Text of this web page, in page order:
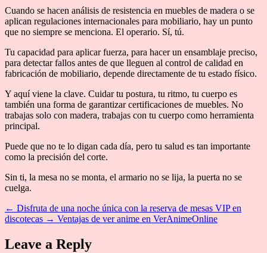
Cuando se hacen análisis de resistencia en muebles de madera o se
aplican regulaciones internacionales para mobiliario, hay un punto
que no siempre se menciona. El operario. Sí, tú.
Tu capacidad para aplicar fuerza, para hacer un ensamblaje preciso,
para detectar fallos antes de que lleguen al control de calidad en
fabricación de mobiliario, depende directamente de tu estado físico.
Y aquí viene la clave. Cuidar tu postura, tu ritmo, tu cuerpo es
también una forma de garantizar certificaciones de muebles. No
trabajas solo con madera, trabajas con tu cuerpo como herramienta
principal.
Puede que no te lo digan cada día, pero tu salud es tan importante
como la precisión del corte.
Sin ti, la mesa no se monta, el armario no se lija, la puerta no se
cuelga.
← Disfruta de una noche única con la reserva de mesas VIP en
discotecas → Ventajas de ver anime en VerAnimeOnline
Leave a Reply